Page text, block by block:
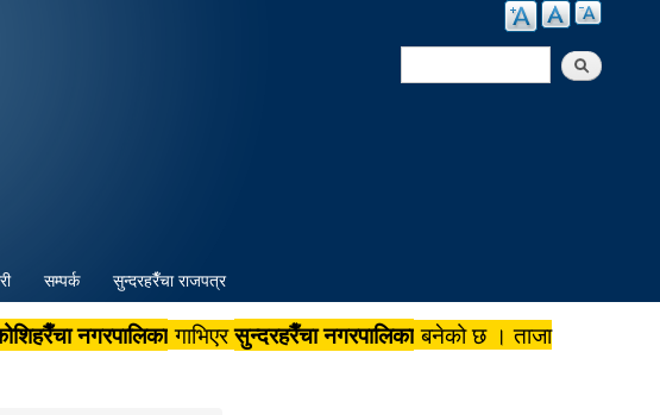
Search
सम्पर्क सुन्दरहरैँचा राजपत्र
नगरपालिकागाभिएरसुन्दरहरैँचा नगरपालिकाबनेको छ । ताजा